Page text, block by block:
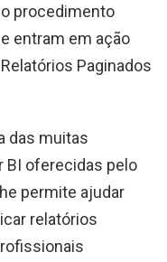
procedimento
entram em ação
Paginados
das muitas
BI oferecidas pelo
permite ajudar
relatórios